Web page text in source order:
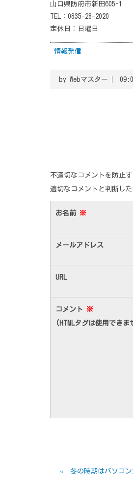
山口県防府市新田605-1
TEL：0835-28-2020
定休日：日曜日
情報発信
by Webマスター
不適切なコメントを防止
適切なコメントと判断し
お名前 ※
メールアドレス
URL
コメント ※
(HTMLタグは使用できま
« 冬の時期はパソコ